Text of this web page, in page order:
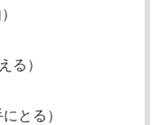
る）
とる）